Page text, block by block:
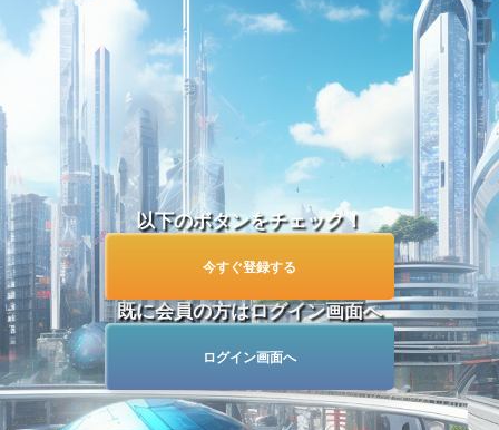
以下のボタンをチェック！
今すぐ登録する
既に会員の方はログイン画面へ
ログイン画面へ